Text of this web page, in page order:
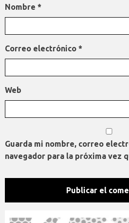
Nombre *
Correo electrónico *
Web
Guarda mi nombre, correo
navegador para la próxima vez